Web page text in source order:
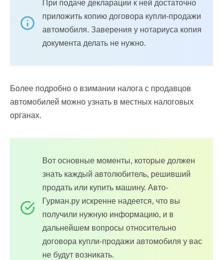
При подаче декларации к ней достаточно
приложить копию договора купли-продажи
автомобиля. Заверения у нотариуса копия
документа делать не нужно.
Более подробно о взимании налога с продавцов
автомобилей можно узнать в местных налоговых
органах.
Вот основные моменты, которые должен
знать каждый автолюбитель, решивший
продать или купить машину. Авто-
Гурман.ру искренне надеется, что вы
получили нужную информацию, и в
дальнейшем вопросы относительно
договора купли-продажи автомобиля у вас
не будут возникать.